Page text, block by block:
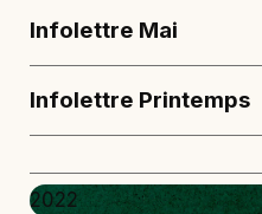
Infolettre Mai
Infolettre Printemps
2022